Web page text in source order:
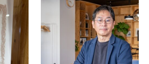
りのダイニング設計室
の暮らし研究所
の流れ